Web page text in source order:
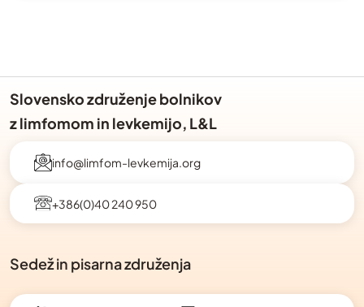
Slovensko združenje bolnikov
z limfomom in levkemijo, L&L
info@limfom-levkemija.org
+386(0)40 240 950
Sedež in pisarna združenja